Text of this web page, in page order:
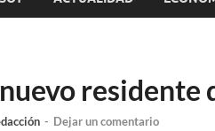
residente
- Dejar un comentario